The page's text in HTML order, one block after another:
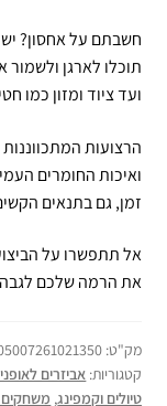
חשבתם על אחסון?
תוכלו לארגן
ועד ציוד ומזון כמו
הרצועות
ואיכות החומרים
זמן, גם בתנאים
אל תתפשרו על
את הרמה שלכם
מק"ט:
קטגוריות: אביזרים
טיולים וקמפינג, משחקים